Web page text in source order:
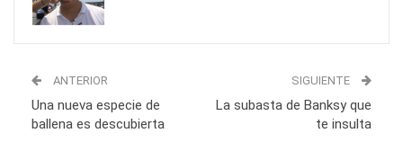
ANTERIOR
Una nueva especie de
ballena es descubierta
SIGUIENTE
La subasta de Banksy que
te insulta